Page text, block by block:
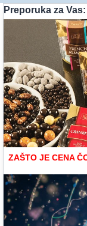
Preporuka za Vas:
ZAŠTO JE CENA